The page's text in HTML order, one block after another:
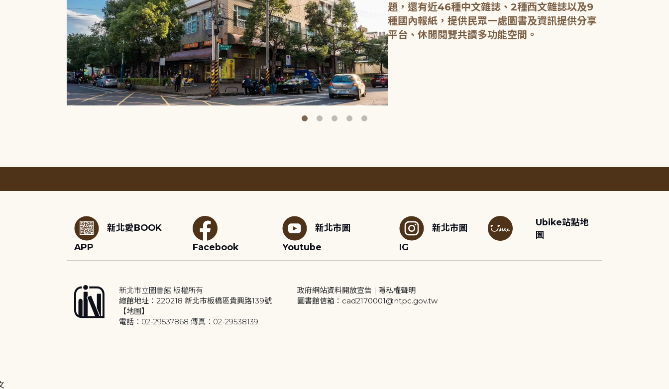
題，還有近46種中文雜誌、2種西文雜誌以及9
種國內報紙，提供民眾一處圖書及資訊提供分享
新北愛BOOK
APP
Facebook
新北市圖
Youtube
新北市圖
IG
Ubike站點地
圖
新北市立圖書館 版權所有
總館地址：220218 新北市板橋區貴興路139號
【地圖】
電話：02-29537868 傳真：02-29538139
政府網站資料開放宣告 | 隱私權聲明
圖書館信箱：cad2170001@ntpc.gov.tw